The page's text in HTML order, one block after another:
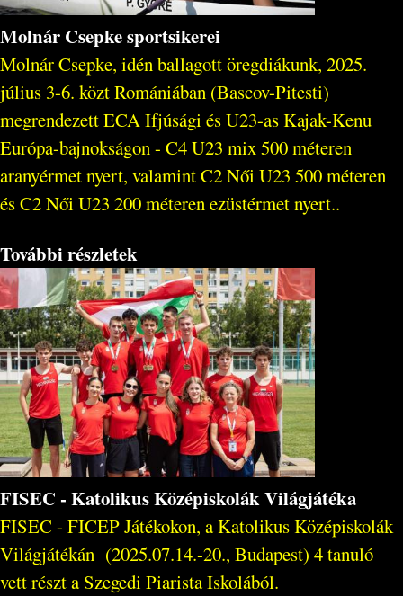
Molnár Csepke sportsikerei
Molnár Csepke, idén ballagott öregdiákunk, 2025.
július 3-6. közt Romániában (Bascov-Pitesti)
megrendezett ECA Ifjúsági és U23-as Kajak-Kenu
Európa-bajnokságon - C4 U23 mix 500 méteren
aranyérmet nyert, valamint C2 Női U23 500 méteren
és C2 Női U23 200 méteren ezüstérmet nyert..
További részletek
FISEC - Katolikus Középiskolák Világjátéka
FISEC - FICEP Játékokon, a Katolikus Középiskolák
Világjátékán (2025.07.14.-20., Budapest) 4 tanuló
vett részt a Szegedi Piarista Iskolából.